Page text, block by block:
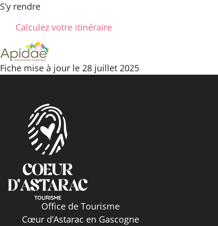
S’y rendre
Calculez votre itinéraire
Fiche mise à jour le 28 juillet 2025
Office de Tourisme
Cœur d’Astarac en Gascogne